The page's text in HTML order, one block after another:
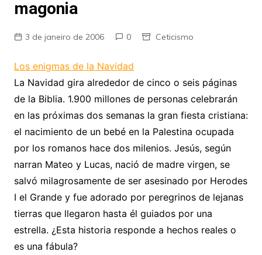
magonia
3 de janeiro de 2006 0 Ceticismo
Los enigmas de la Navidad
La Navidad gira alrededor de cinco o seis páginas
de la Biblia. 1.900 millones de personas celebrarán
en las próximas dos semanas la gran fiesta cristiana:
el nacimiento de un bebé en la Palestina ocupada
por los romanos hace dos milenios. Jesús, según
narran Mateo y Lucas, nació de madre virgen, se
salvó milagrosamente de ser asesinado por Herodes
I el Grande y fue adorado por peregrinos de lejanas
tierras que llegaron hasta él guiados por una
estrella. ¿Esta historia responde a hechos reales o
es una fábula?